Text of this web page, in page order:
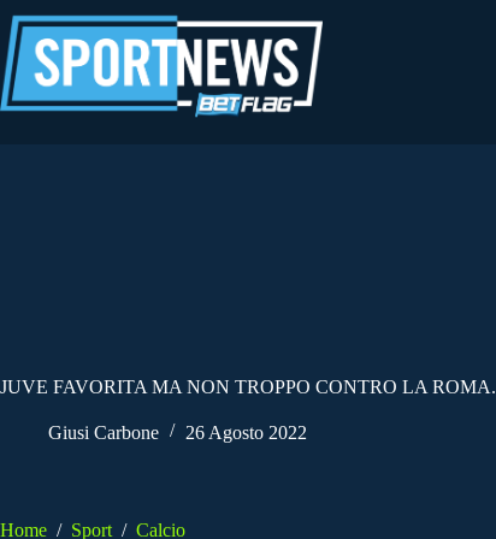
al
contenuto
JUVE FAVORITA MA NON TROPPO CONTRO LA ROMA.
Giusi Carbone 26 Agosto 2022
Home / Sport / Calcio